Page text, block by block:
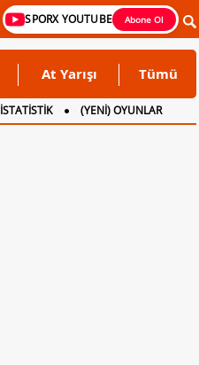
SPORX YOUTUBE Abone Ol
At Yarışı Tümü
İSTATİSTİK
(YENİ) OYUNLAR